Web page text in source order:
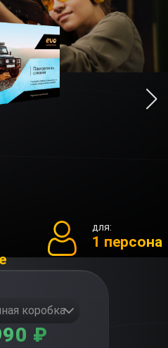
для:
1 персона
коробка
₽